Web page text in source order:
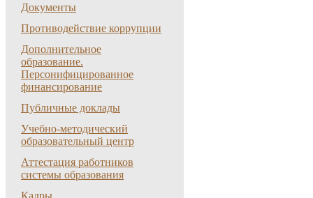
Документы
Противодействие коррупции
Дополнительное
образование.
Персонифицированное
финансирование
Публичные доклады
Учебно-методический
образовательный центр
Аттестация работников
системы образования
Кадры